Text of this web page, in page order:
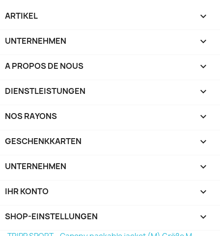
ARTIKEL 
UNTERNEHMEN 
A PROPOS DE NOUS 
DIENSTLEISTUNGEN 
NOS RAYONS 
GESCHENKKARTEN 
UNTERNEHMEN 
IHR KONTO 
SHOP-EINSTELLUNGEN keyboard_arrow_down